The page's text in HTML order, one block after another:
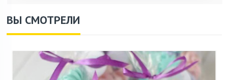
ВЫ СМОТРЕЛИ